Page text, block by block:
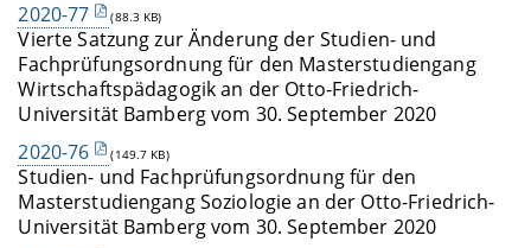
2020-77
(88.3 KB)
Vierte Satzung zur Änderung der Studien- und
Fachprüfungsordnung für den Masterstudiengang
Wirtschaftspädagogik an der Otto-Friedrich-
Universität Bamberg vom 30. September 2020
2020-76
(149.7 KB)
Studien- und Fachprüfungsordnung für den
Masterstudiengang Soziologie an der Otto-Friedrich-
Universität Bamberg vom 30. September 2020